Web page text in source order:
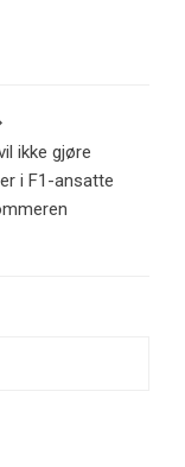
ikke gjøre
i F1-ansatte